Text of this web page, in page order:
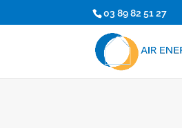
03 89 82 51 27